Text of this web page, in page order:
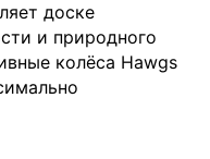
доске
и природного
колёса Hawgs